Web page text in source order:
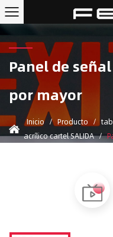
Panel de
por mayor
Inicio / Producto /
acrílico cartel SALIDA /